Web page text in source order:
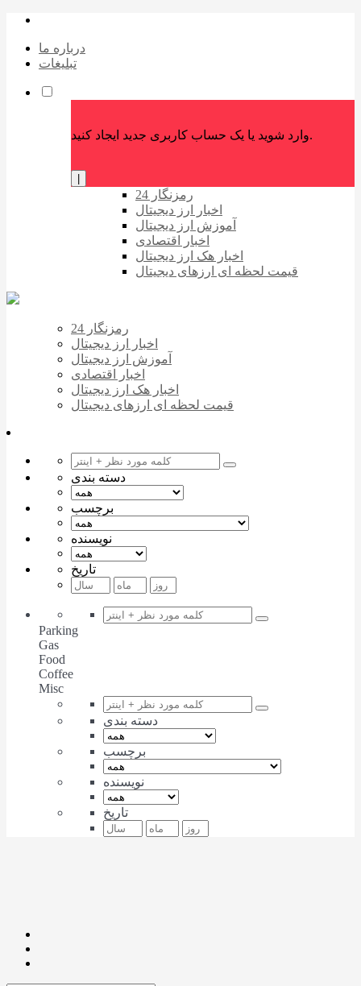
درباره ما
تبلیغات
وارد شوید یا یک حساب کاربری جدید ایجاد کنید.
رمزنگار 24
اخبار ارز دیجیتال
آموزش ارز دیجیتال
اخبار اقتصادی
اخبار هک ارز دیجیتال
قیمت لحظه ای ارزهای دیجیتال
رمزنگار 24
اخبار ارز دیجیتال
آموزش ارز دیجیتال
اخبار اقتصادی
اخبار هک ارز دیجیتال
قیمت لحظه ای ارزهای دیجیتال
دسته بندی
برچسب
نویسنده
تاریخ
Parking
Gas
Food
Coffee
Misc
دسته بندی
برچسب
نویسنده
تاریخ